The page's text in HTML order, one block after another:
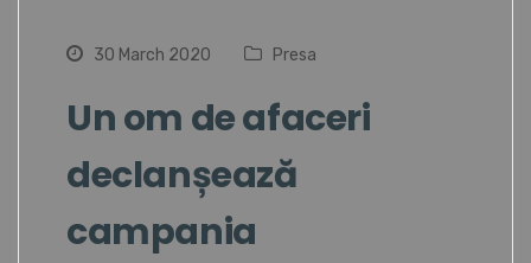
30 March 2020 Presa
Un om de afaceri
declanșează
campania